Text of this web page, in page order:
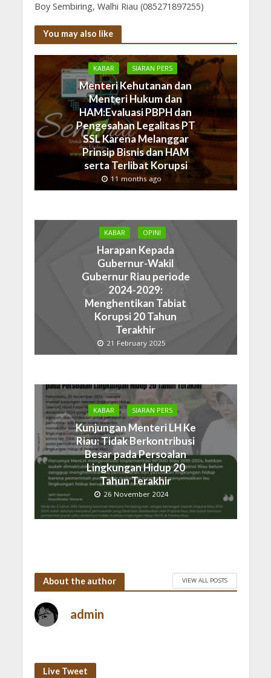
Boy Sembiring, Walhi Riau (085271897255)
You may also like
KABAR SIARAN PERS
Menteri Kehutanan dan
Menteri Hukum dan
HAM:Evaluasi PBPH dan
Pengesahan Legalitas PT
SSL Karena Melanggar
Prinsip Bisnis dan HAM
serta Terlibat Korupsi
11 months ago
KABAR OPINI
Harapan Kepada
Gubernur-Wakil
Gubernur Riau periode
2024-2029:
Menghentikan Tabiat
Korupsi 20 Tahun
Terakhir
21 February 2025
KABAR SIARAN PERS
Kunjungan Menteri LH Ke
Riau: Tidak Berkontribusi
Besar pada Persoalan
Lingkungan Hidup 20
Tahun Terakhir
26 November 2024
About the author VIEW ALL POSTS
admin
Live Tweet